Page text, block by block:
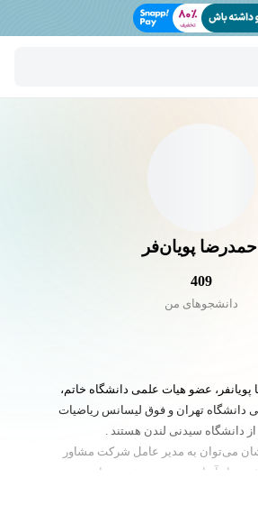
احمدرضا پویان‌فر
409
دانشجو‌های من
پویانفر، عضو هیات علمی دانشگاه خاتم،
دانشگاه تهران و فوق لیسانس ریاضیات
دانشگاه سیدنی لندن هستند .
می‌توان به مدیر عامل شرکت مشاور
پرداز آریان و همچنین رئيس هيات